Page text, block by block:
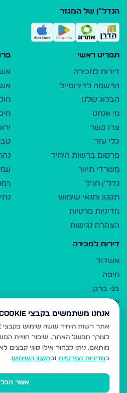
הנדל"ן של המגזר
תפריט ראשי
דירות למכירה
הרשמה לדירומייל
הבלוג שלנו
מי אנחנו
צרו קשר
כלי עזר
פרסום ברשות היחיד
משרדי תיווך
נדל"ן חו"ל
תקנון ותנאי שימוש
מדיניות פרטיות
הצהרת נגישות
דירות למכירה
אשדוד
חיפה
בני ברק
ירושלים
אלעד
גבעת זאב
בית שמש
רכסים
מודיעין עילית
אנחנו משתמשים בקבצי Cookie
לצורך תפעול האתר, שיפור חוויית
מותאם. ניתן לבחור אילו סוגי
במדיניות הפרטיות ובתקנון השימוש.
אשר הכל